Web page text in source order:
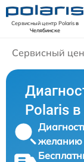
Сервисный центр Polarisв
Челябинске
Сервисный
Polaris
желанию